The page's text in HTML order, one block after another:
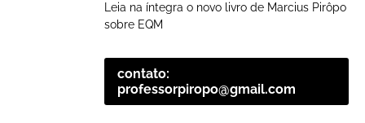
Leia na íntegra o novo livro de Marcius Pirôpo
sobre EQM
contato:
professorpiropo@gmail.com